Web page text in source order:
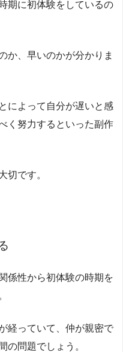
期に初体験をしているの
か、早いのかが分かりま
によって自分が遅いと感
く努力するといった副作
切です。
係性から初体験の時期を
経っていて、仲が親密で
の問題でしょう。